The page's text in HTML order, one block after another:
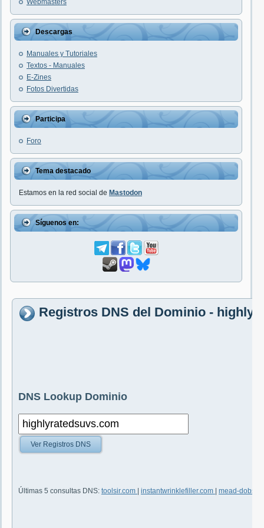
Webmasters
Descargas
Manuales y Tutoriales
Textos - Manuales
E-Zines
Fotos Divertidas
Participa
Foro
Tema destacado
Estamos en la red social de Mastodon
Síguenos en:
Registros DNS del Dominio -
DNS Lookup Dominio
Ver Registros DNS
Últimas 5 consultas DNS: toolsir.com instantwrinklefiller.com mead-